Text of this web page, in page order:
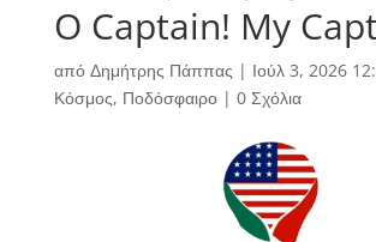
O Captain! My
από Δημήτρης Πάππας | Ιούλ 3, 2026
Κόσμος, Ποδόσφαιρο| 0 Σχόλια